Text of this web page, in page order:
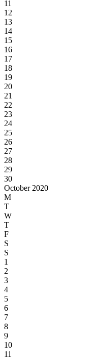
11
12
13
14
15
16
17
18
19
20
21
22
23
24
25
26
27
28
29
30
October 2020
M
T
W
T
F
S
S
1
2
3
4
5
6
7
8
9
10
11